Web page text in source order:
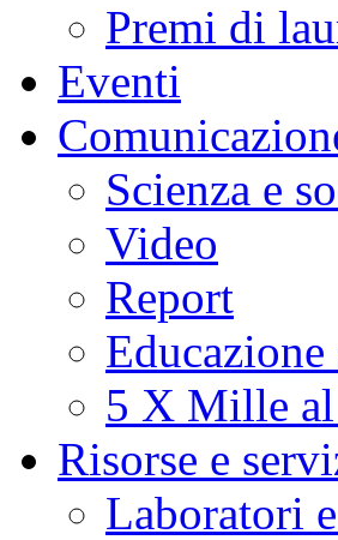
Premi di
Eventi
Scienza e
Video
Report
5 X Mille
Risorse e
Laboratori